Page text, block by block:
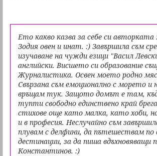
Ето какво казва за себе си
Зодия овен и инат. :) Завършила съм
изучаване на чужди езици "Васил
английски. Висшето си образование
Журналистика. Освен моето родно
Свързана съм емоционално с морето и
връщам тук. Защото домът е там,
тупти свободно единствено край
стихове още като малка, като хоби,
и в професия. Неслучайно съм
плувам с делфини, да пътешествам по
дестинации, за да пиша
Константинов. :)